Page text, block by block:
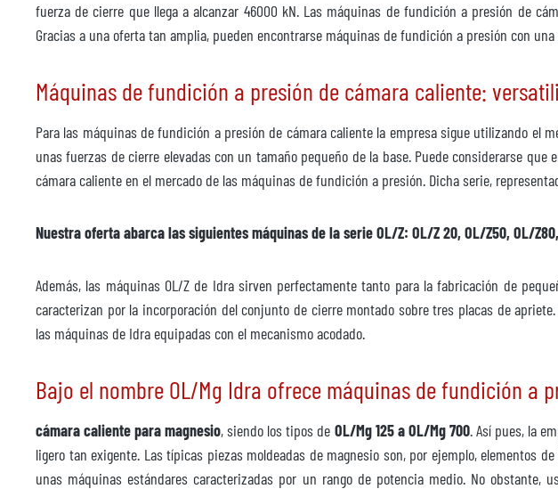
Año
Fabricante
Wollin
Año
1999
Fabricante
Sistema de control
Año
Fabricante
Año
fuerza de cierre que llega a alcanzar 46000 kN. Las máquinas de fundición a presión de
Gracias a una oferta tan amplia, pueden encontrarse máquinas de fundición a presión con
Máquinas de fundición a presión de cámara caliente:
Para las máquinas de fundición a presión de cámara caliente la empresa sigue utilizando
unas fuerzas de cierre elevadas con un tamaño pequeño de la base. Puede considerarse
cámara caliente en el mercado de las máquinas de fundición a presión. Dicha serie,
Nuestra oferta abarca las siguientes máquinas de la serie OL/Z: OL/Z 20, OL/Z50, OL/
Además, las máquinas OL/Z de Idra sirven perfectamente tanto para la fabricación de
caracterizan por la incorporación del conjunto de cierre montado sobre tres placas de
las máquinas de Idra equipadas con el mecanismo acodado.
Bajo el nombre OL/Mg Idra ofrece máquinas de fundición a
cámara caliente para magnesio, siendo los tipos de OL/Mg 125 a OL/Mg 700. Así pues, la
ligero tan exigente. Las típicas piezas moldeadas de magnesio son, por ejemplo,
unas máquinas estándares caracterizadas por un rango de potencia medio. No